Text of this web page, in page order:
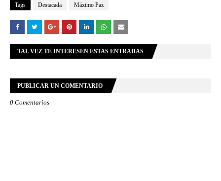
Tags Destacada Máximo Paz
TAL VEZ TE INTERESEN ESTAS ENTRADAS
PUBLICAR UN COMENTARIO
0 Comentarios